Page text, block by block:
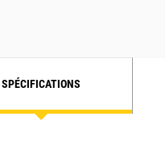
SPÉCIFICATIONS